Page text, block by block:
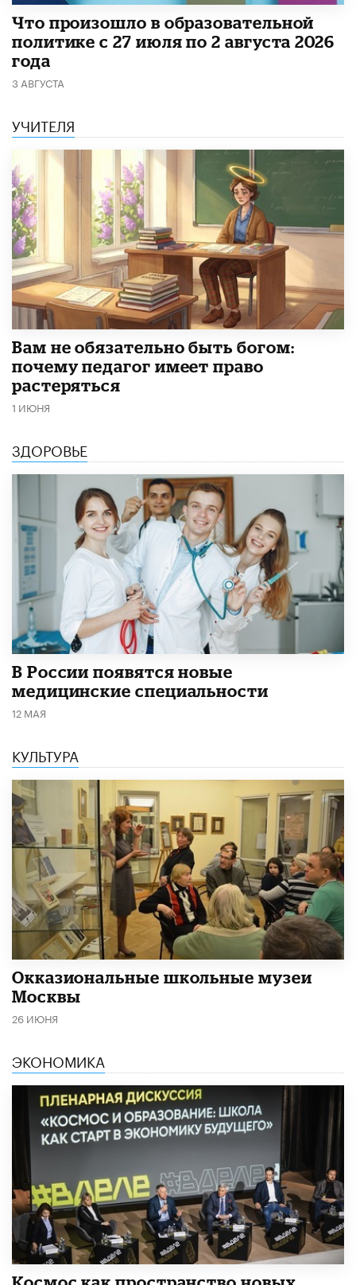
​Что произошло в образовательной
политике с 27 июля по 2 августа 2026
года
3 АВГУСТА
УЧИТЕЛЯ
​Вам не обязательно быть богом:
почему педагог имеет право
растеряться
1 ИЮНЯ
ЗДОРОВЬЕ
В России появятся новые
медицинские специальности
12 МАЯ
КУЛЬТУРА
​Окказиональные школьные музеи
Москвы
26 ИЮНЯ
ЭКОНОМИКА